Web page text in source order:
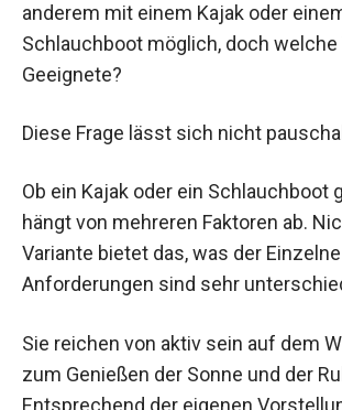
anderem mit einem Kajak oder
Schlauchboot möglich, doch welche
Geeignete?
Diese Frage lässt sich nicht
Ob ein Kajak oder ein Schlauchboot
hängt von mehreren Faktoren ab.
Variante bietet das, was der
Anforderungen sind sehr
Sie reichen von aktiv sein auf dem
zum Genießen der Sonne und der
Entsprechend der eigenen